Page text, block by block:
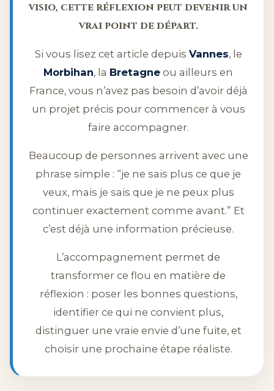
visio, cette réflexion peut devenir un
vrai point de départ.
Si vous lisez cet article depuis Vannes, le
Morbihan, la Bretagne ou ailleurs en
France, vous n’avez pas besoin d’avoir déjà
un projet précis pour commencer à vous
faire accompagner.
Beaucoup de personnes arrivent avec une
phrase simple : “je ne sais plus ce que je
veux, mais je sais que je ne peux plus
continuer exactement comme avant.” Et
c’est déjà une information précieuse.
L’accompagnement permet de
transformer ce flou en matière de
réflexion : poser les bonnes questions,
identifier ce qui ne convient plus,
distinguer une vraie envie d’une fuite, et
choisir une prochaine étape réaliste.